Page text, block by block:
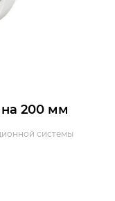
200 мм
системы